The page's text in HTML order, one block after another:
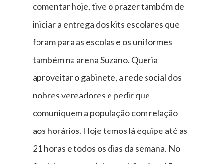
comentar hoje, tive o prazer também de
iniciar a entrega dos kits escolares que
foram para as escolas e os uniformes
também na arena Suzano. Queria
aproveitar o gabinete, a rede social dos
nobres vereadores e pedir que
comuniquem a população com relação
aos horários. Hoje temos lá equipe até as
21 horas e todos os dias da semana. No